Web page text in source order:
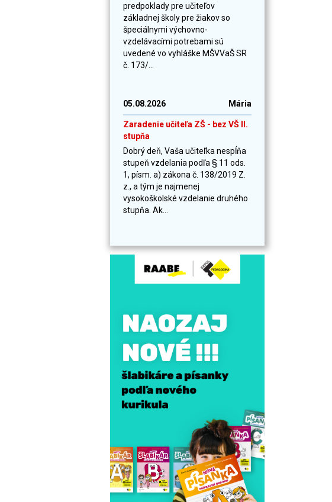
predpoklady pre učiteľov
základnej školy pre žiakov so
špeciálnymi výchovno-
vzdelávacími potrebami sú
uvedené vo vyhláške MŠVVaŠ SR
č. 173/...
05.08.2026 Mária
Zaradenie učiteľa ZŠ - bez VŠ II.
stupňa
Dobrý deň, Vaša učiteľka nespĺňa
stupeň vzdelania podľa § 11 ods.
1, písm. a) zákona č. 138/2019 Z.
z., a tým je najmenej
vysokoškolské vzdelanie druhého
stupňa. Ak...